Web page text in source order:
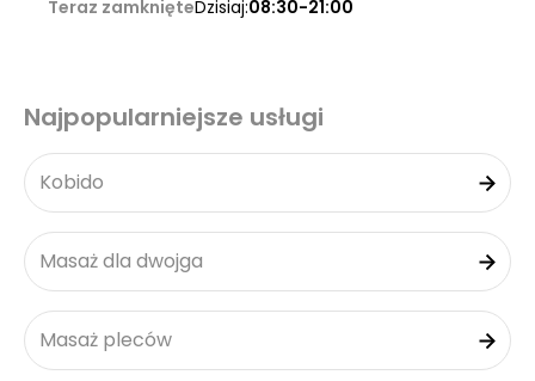
Teraz zamknięteDzisiaj:08:30-21:00
Najpopularniejsze usługi
Kobido
Masaż dla dwojga
Masaż pleców